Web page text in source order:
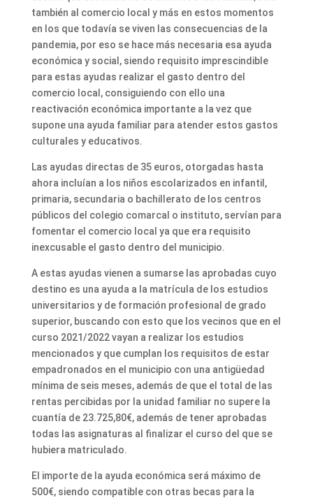
también al comercio local y más en estos momentos
en los que todavía se viven las consecuencias de la
pandemia, por eso se hace más necesaria esa ayuda
económica y social, siendo requisito imprescindible
para estas ayudas realizar el gasto dentro del
comercio local, consiguiendo con ello una
reactivación económica importante a la vez que
supone una ayuda familiar para atender estos gastos
culturales y educativos.
Las ayudas directas de 35 euros, otorgadas hasta
ahora incluían a los niños escolarizados en infantil,
primaria, secundaria o bachillerato de los centros
públicos del colegio comarcal o instituto, servían para
fomentar el comercio local ya que era requisito
inexcusable el gasto dentro del municipio.
A estas ayudas vienen a sumarse las aprobadas cuyo
destino es una ayuda a la matrícula de los estudios
universitarios y de formación profesional de grado
superior, buscando con esto que los vecinos que en el
curso 2021/2022 vayan a realizar los estudios
mencionados y que cumplan los requisitos de estar
empadronados en el municipio con una antigüedad
mínima de seis meses, además de que el total de las
rentas percibidas por la unidad familiar no supere la
cuantía de 23.725,80€, además de tener aprobadas
todas las asignaturas al finalizar el curso del que se
hubiera matriculado.
El importe de la ayuda económica será máximo de
500€, siendo compatible con otras becas para la